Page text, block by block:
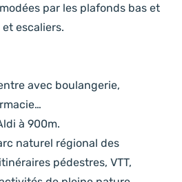
par les plafonds bas et
escaliers.
avec boulangerie,
à 900m.
naturel régional des
pédestres, VTT,